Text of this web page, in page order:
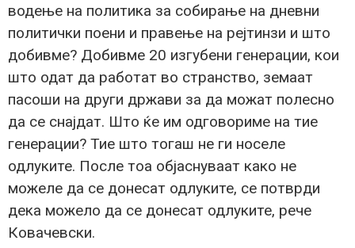
водење на политика за собирање на дневни
политички поени и правење на рејтинзи и што
добивме? Добивме 20 изгубени генерации, кои
што одат да работат во странство, земаат
пасоши на други држави за да можат полесно
да се снајдат. Што ќе им одговориме на тие
генерации? Тие што тогаш не ги носеле
одлуките. После тоа објаснуваат како не
можеле да се донесат одлуките, се потврди
дека можело да се донесат одлуките, рече
Ковачевски.